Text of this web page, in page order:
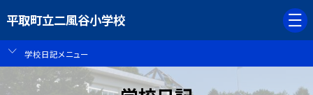
平取町立二風谷小学校
学校日記メニュー